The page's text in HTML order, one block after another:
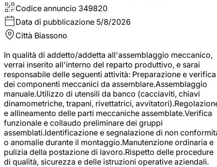
Codice annuncio 349820
Data di pubblicazione 5/8/2026
Città Biassono
In qualità di addetto/addetta all'assemblaggio meccanico,
verrai inserito all'interno del reparto produttivo, e sarai
responsabile delle seguenti attività: Preparazione e verifica
dei componenti meccanici da assemblare.Assemblaggio
manuale.Utilizzo di utensili da banco (cacciaviti, chiavi
dinamometriche, trapani, rivettatrici,
e allineamento delle parti meccaniche assemblate.Verifica
funzionale e collaudo preliminare dei gruppi
assemblati.Identificazione e segnalazione di non
o anomalie durante il montaggio.Manutenzione ordinaria e
pulizia della postazione di lavoro.Rispetto delle procedure
di qualità, sicurezza e delle istruzioni operative aziendali.